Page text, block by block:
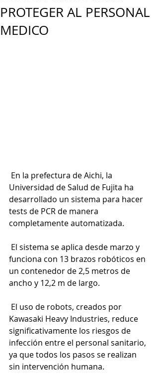
PROTEGER AL PERSONAL
MEDICO
Universidad de Salud de Fujita ha
desarrollado un sistema para hacer
tests de PCR de manera
completamente automatizada.
funciona con 13 brazos robóticos en
un contenedor de 2,5 metros de
ancho y 12,2 m de largo.
Kawasaki Heavy Industries, reduce
significativamente los riesgos de
infección entre el personal sanitario,
ya que todos los pasos se realizan
sin intervención humana.